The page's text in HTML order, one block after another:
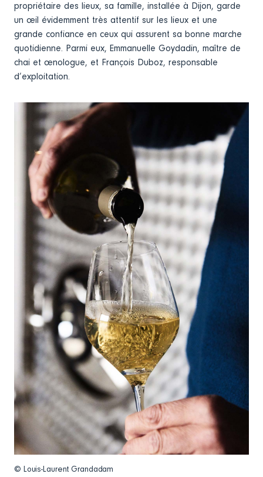
propriétaire des lieux, sa famille, installée à Dijon, garde
un œil évidemment très attentif sur les lieux et une
grande confiance en ceux qui assurent sa bonne marche
quotidienne. Parmi eux, Emmanuelle Goydadin, maître de
chai et œnologue, et François Duboz, responsable
d’exploitation.
© Louis-Laurent Grandadam